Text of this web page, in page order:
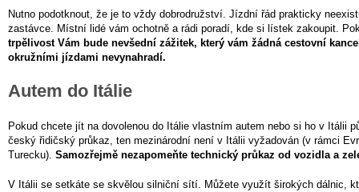
Nutno podotknout, že je to vždy dobrodružství. Jízdní řád prakticky
zastávce. Místní lidé vám ochotně a rádi poradí, kde si lístek zakoupit.
trpělivost Vám bude nevšední zážitek, který vám žádná cestovní
okružními jízdami nevynahradí.
Autem do Itálie
Pokud chcete jít na dovolenou do Itálie vlastním autem nebo si ho v Itálii
český řidičský průkaz, ten mezinárodní není v Itálii vyžadován (v rámci
Turecku). Samozřejmě nezapomeňte technický průkaz od vozidla a
V Itálii se setkáte se skvělou silniční sítí. Můžete využít širokých dálnic,